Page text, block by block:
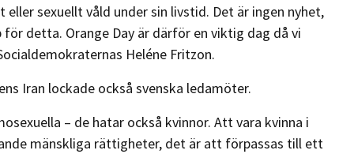
sexuellt våld under sin livstid. Det är ingen nyhet,
detta. Orange Day är därför en viktig dag då vi
Heléne Fritzon.
Iran lockade också svenska ledamöter.
– de hatar också kvinnor. Att vara kvinna i
mänskliga rättigheter, det är att förpassas till ett